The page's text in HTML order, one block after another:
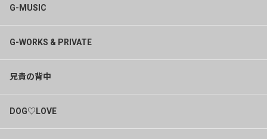
G-MUSIC
G-WORKS & PRIVATE
兄貴の背中
DOG♡LOVE